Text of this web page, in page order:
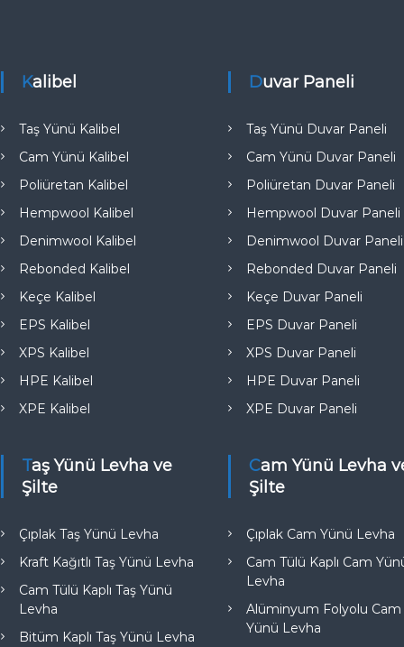
Kalibel
Taş Yünü Kalibel
Cam Yünü Kalibel
Poliüretan Kalibel
Hempwool Kalibel
Denimwool Kalibel
Rebonded Kalibel
Keçe Kalibel
EPS Kalibel
XPS Kalibel
HPE Kalibel
XPE Kalibel
Taş Yünü Levha ve
Şilte
Çıplak Taş Yünü Levha
Kraft Kağıtlı Taş Yünü Levha
Cam Tülü Kaplı Taş Yünü
Levha
Bitüm Kaplı Taş Yünü Levha
Duvar Paneli
Taş Yünü Duvar Paneli
Cam Yünü Duvar Paneli
Poliüretan Duvar Paneli
Hempwool Duvar Paneli
Denimwool Duvar Paneli
Rebonded Duvar Paneli
Keçe Duvar Paneli
EPS Duvar Paneli
XPS Duvar Paneli
HPE Duvar Paneli
XPE Duvar Paneli
Cam Yünü Levha ve
Şilte
Çıplak Cam Yünü Levha
Cam Tülü Kaplı Cam
Levha
Alüminyum Folyolu Cam
Yünü Levha